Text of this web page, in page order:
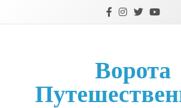
Ворота